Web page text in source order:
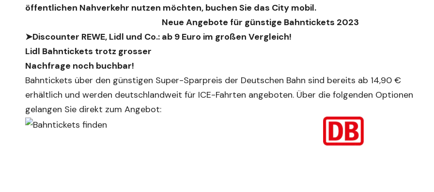
öffentlichen Nahverkehr nutzen möchten, buchen Sie das City mobil.
➤Discounter REWE, Lidl und Co.:
Neue Angebote für günstige Bahntickets 2023
ab 9 Euro im großen Vergleich!
Lidl Bahntickets trotz grosser
Nachfrage noch buchbar!
Bahntickets über den günstigen Super-Sparpreis der Deutschen Bahn sind bereits ab 14,90 €
erhältlich und werden deutschlandweit für ICE-Fahrten angeboten. Über die folgenden Optionen
gelangen Sie direkt zum Angebot: